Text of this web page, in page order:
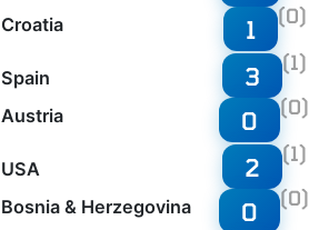
Croatia
1 (0)
Spain
Austria
3 (1)
0 (0)
USA
Bosnia & Herzegovina
2 (1)
0 (0)